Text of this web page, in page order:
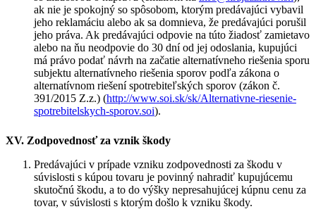
ak nie je spokojný so spôsobom, ktorým predávajúci vybavil
jeho reklamáciu alebo ak sa domnieva, že predávajúci porušil
jeho práva. Ak predávajúci odpovie na túto žiadosť zamietavo
alebo na ňu neodpovie do 30 dní od jej odoslania, kupujúci
má právo podať návrh na začatie alternatívneho riešenia sporu
subjektu alternatívneho riešenia sporov podľa zákona o
alternatívnom riešení spotrebiteľských sporov (zákon č.
391/2015 Z.z.) (http://www.soi.sk/sk/Alternativne-riesenie-
spotrebitelskych-sporov.soi).
XV. Zodpovednosť za vznik škody
Predávajúci v prípade vzniku zodpovednosti za škodu v
súvislosti s kúpou tovaru je povinný nahradiť kupujúcemu
skutočnú škodu, a to do výšky nepresahujúcej kúpnu cenu za
tovar, v súvislosti s ktorým došlo k vzniku škody.